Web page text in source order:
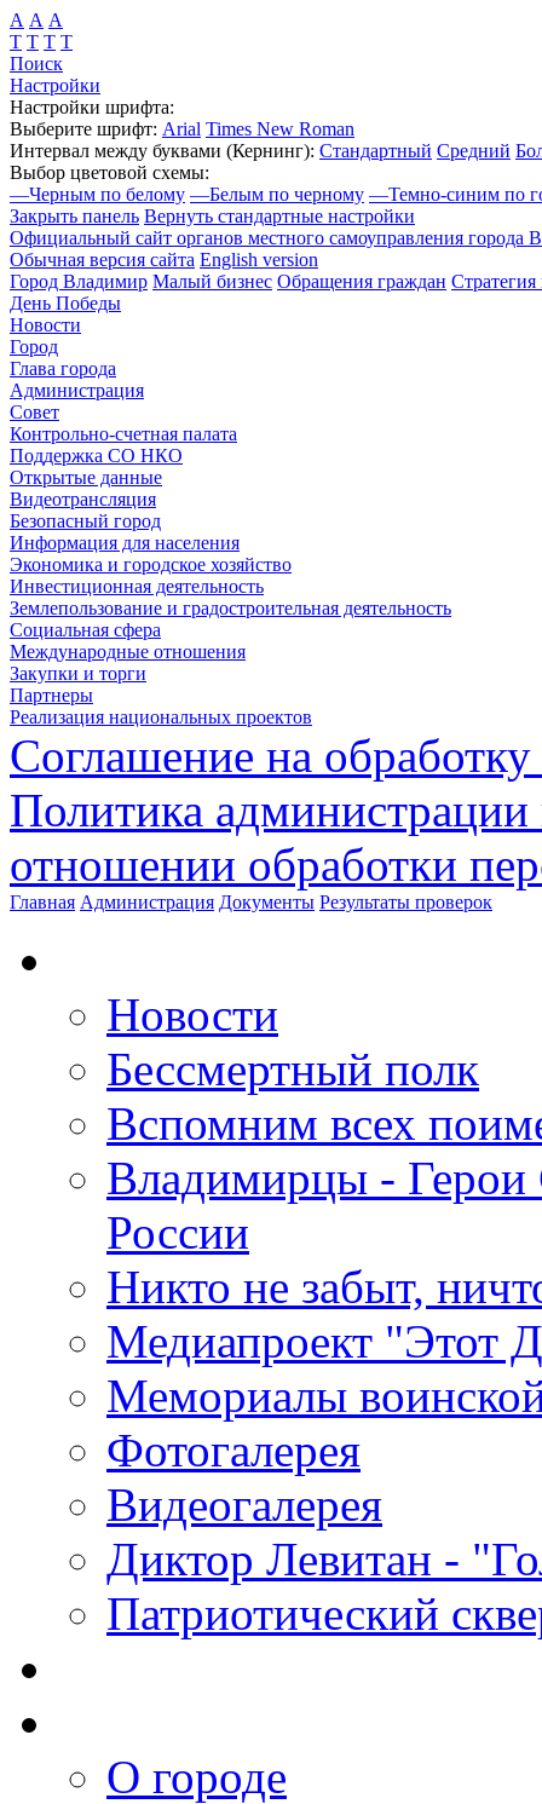
А А А
Т Т Т Т
Поиск
Настройки
Настройки шрифта:
Выберите шрифт: Arial Times New Roman
Интервал между буквами (Кернинг): Стандартный Средний
Выбор цветовой схемы:
—Черным по белому —Белым по черному —Темно-синим по
Закрыть панель Вернуть стандартные настройки
Официальный сайт органов местного самоуправления города
Обычная версия сайта English version
Город Владимир Малый бизнес Обращения граждан Стратегия
День Победы
Новости
Город
Глава города
Администрация
Совет
Контрольно-счетная палата
Поддержка СО НКО
Открытые данные
Видеотрансляция
Безопасный город
Информация для населения
Экономика и городское хозяйство
Инвестиционная деятельность
Землепользование и градостроительная деятельность
Социальная сфера
Международные отношения
Закупки и торги
Партнеры
Реализация национальных проектов
Соглашение на
Политика
отношении обработки
Главная Администрация Документы Результаты проверок
Новости
Бессмертный полк
Вспомним всех
Владимирцы - Герои
России
Никто не забыт,
Медиапроект "Этот
Мемориалы
Фотогалерея
Видеогалерея
Диктор Левитан -
Патриотический
О городе